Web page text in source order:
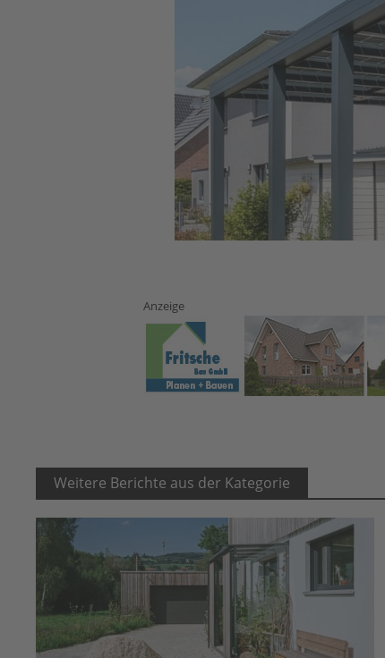
Anzeige
Weitere Berichte aus der Kategorie